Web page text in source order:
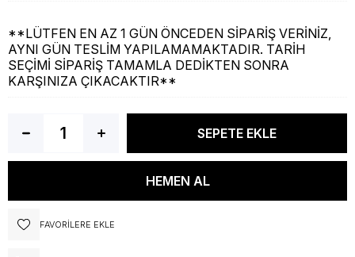
**LÜTFEN EN AZ 1 GÜN ÖNCEDEN SİPARİŞ VERİNİZ,
AYNI GÜN TESLİM YAPILAMAMAKTADIR. TARİH
SEÇİMİ SİPARİŞ TAMAMLA DEDİKTEN SONRA
KARŞINIZA ÇIKACAKTIR**
FAVORILERE EKLE